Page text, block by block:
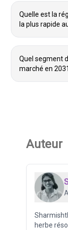
Quelle est la
la plus rapide
Quel segment
marché en
Auteur
herbe